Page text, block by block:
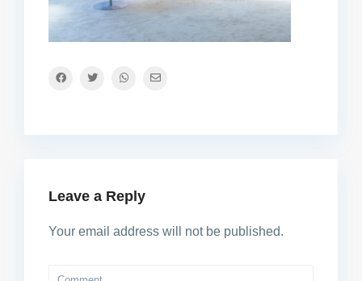
Leave a Reply
Your email address will not be published.